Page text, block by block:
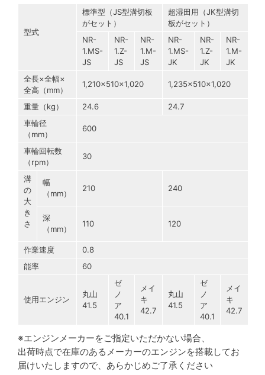
型式
標準型（JS型溝切板
がセット）
超湿田用（JK型溝切
板がセット）
NR-
1.MS-
JS
NR-
1.Z-
JS
NR-
1.M-
JS
NR-
1.MS-
JK
NR-
1.Z-
JK
NR-
1.M-
JK
全長×全幅×
全高（mm）
1,210×510×1,020 1,235×510×1,020
重量（kg） 24.6
24.7
車輪径
（mm）
600
車輪回転数
（rpm）
30
溝
の
大
き
さ
幅
（mm）
210 240
深
（mm）
110 120
作業速度
0.8
能率
60
使用エンジン
丸山
41.5
ゼ
ノ
ア
40.1
メイ
キ
42.7
丸山
41.5
ゼ
ノ
ア
40.1
メイ
キ
42.7
※エンジンメーカーをご指定いただかない場合、
出荷時点で在庫のあるメーカーのエンジンを搭載してお
届けいたしますので、あらかじめご了承ください